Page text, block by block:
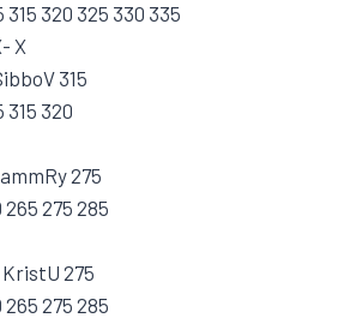
320 325 330 335
X
315
315 320
275
265 275 285
275
265 275 285